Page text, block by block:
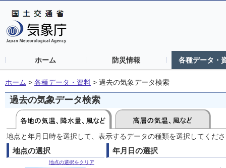
ホーム 防災情報 各種データ・
ホーム > 各種データ・資料 > 過去の気象データ検索
過去の気象データ検索
地点と年月日時を選択して、表示するデータの種類を選択してくだ
地点の選択
地点の選択をクリア
年月日の選択